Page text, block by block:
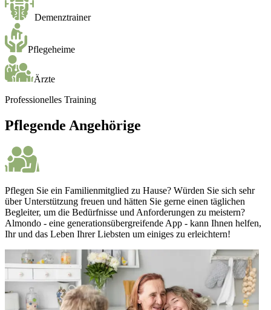
Demenztrainer
Pflegeheime
Ärzte
Professionelles Training
Pflegende Angehörige
Pflegen Sie ein Familienmitglied zu Hause? Würden Sie sich sehr
über Unterstützung freuen und hätten Sie gerne einen täglichen
Begleiter, um die Bedürfnisse und Anforderungen zu meistern?
Almondo - eine generationsübergreifende App - kann Ihnen helfen,
Ihr und das Leben Ihrer Liebsten um einiges zu erleichtern!